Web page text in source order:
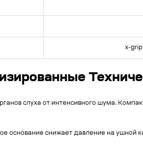
x-grip
слуха от интенсивного шума.
основание снижает давление на ушной